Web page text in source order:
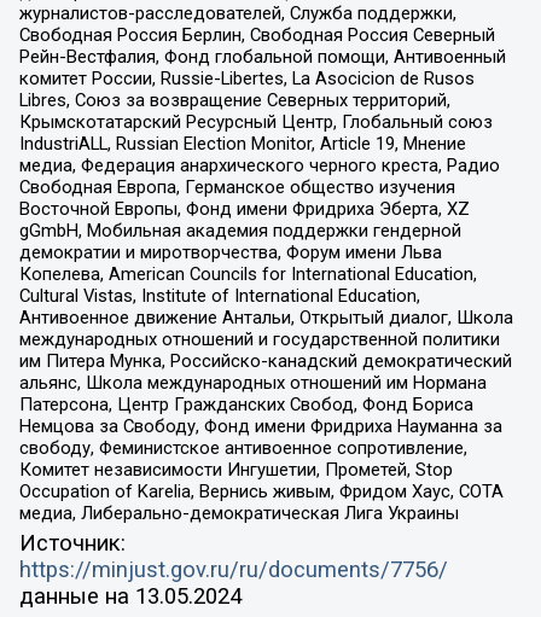
журналистов-расследователей, Служба поддержки,
Свободная Россия Берлин, Свободная Россия Северный
Рейн-Вестфалия, Фонд глобальной помощи, Антивоенный
комитет России, Russie-Libertes, La Asocicion de Rusos
Libres, Союз за возвращение Северных территорий,
Крымскотатарский Ресурсный Центр, Глобальный союз
IndustriALL, Russian Election Monitor, Article 19, Мнение
медиа, Федерация анархического черного креста, Радио
Свободная Европа, Германское общество изучения
Восточной Европы, Фонд имени Фридриха Эберта, XZ
gGmbH, Мобильная академия поддержки гендерной
демократии и миротворчества, Форум имени Льва
Копелева, American Councils for International Education,
Cultural Vistas, Institute of International Education,
Антивоенное движение Антальи, Открытый диалог, Школа
международных отношений и государственной политики
им Питера Мунка, Российско-канадский демократический
альянс, Школа международных отношений им Нормана
Патерсона, Центр Гражданских Свобод, Фонд Бориса
Немцова за Свободу, Фонд имени Фридриха Науманна за
свободу, Феминистское антивоенное сопротивление,
Комитет независимости Ингушетии, Прометей, Stop
Occupation of Karelia, Вернись живым, Фридом Хаус, СОТА
медиа, Либерально-демократическая Лига Украины
Источник:
https://minjust.gov.ru/ru/documents/7756/
данные на 13.05.2024